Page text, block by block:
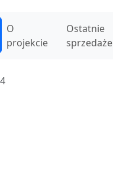
O
projekcie
Ostatnie
sprzedaże